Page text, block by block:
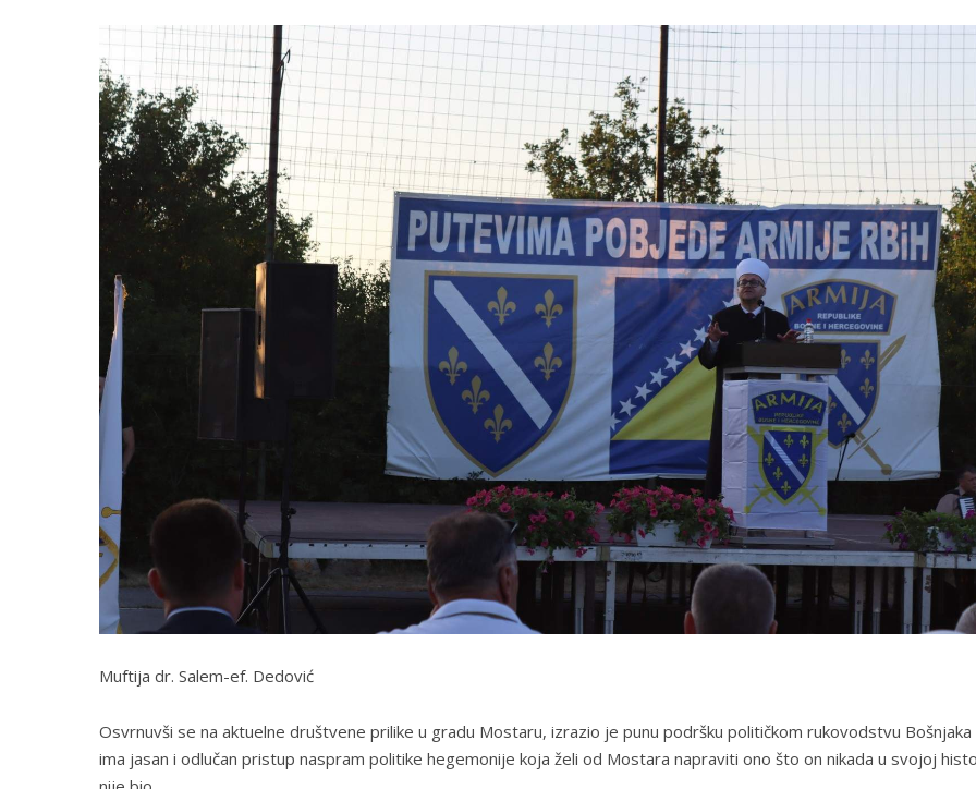
Muftija dr. Salem-ef. Dedović
Osvrnuvši se na aktuelne društvene prilike u gradu Mostaru, izrazio je punu podršku političkom rukovodstvu
ima jasan i odlučan pristup naspram politike hegemonije koja želi od Mostara napraviti ono što on nikada u svojoj